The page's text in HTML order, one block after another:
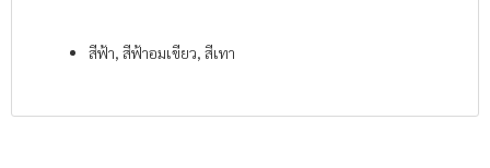
สีฟ้า, สีฟ้าอมเขียว, สีเทา